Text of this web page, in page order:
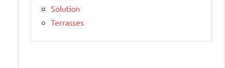
Solution
Terrasses